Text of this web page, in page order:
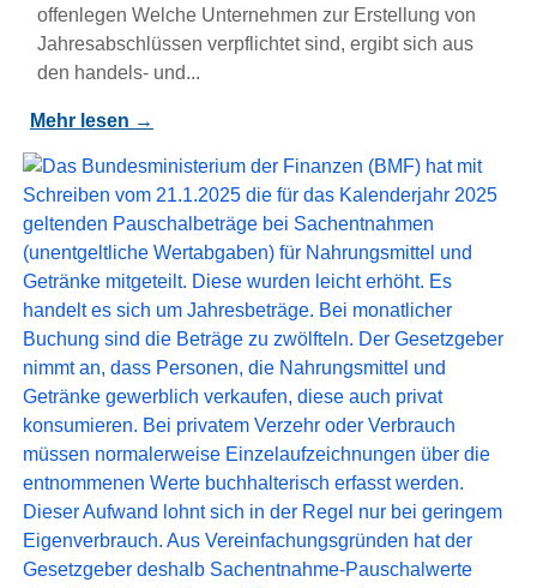
offenlegen Welche Unternehmen zur Erstellung von
Jahresabschlüssen verpflichtet sind, ergibt sich aus
den handels- und...
Mehr lesen →